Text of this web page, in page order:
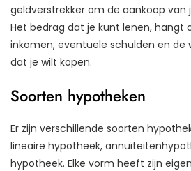
geldverstrekker om de aankoop van
Het bedrag dat je kunt lenen, hangt
inkomen, eventuele schulden en de
dat je wilt kopen.
Soorten hypotheken
Er zijn verschillende soorten
lineaire hypotheek,
hypotheek. Elke vorm heeft zijn